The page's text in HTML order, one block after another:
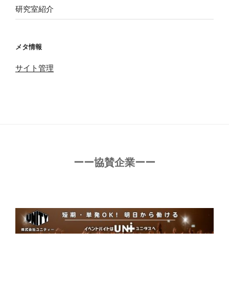
研究室紹介
メタ情報
サイト管理
ーー協賛企業ーー